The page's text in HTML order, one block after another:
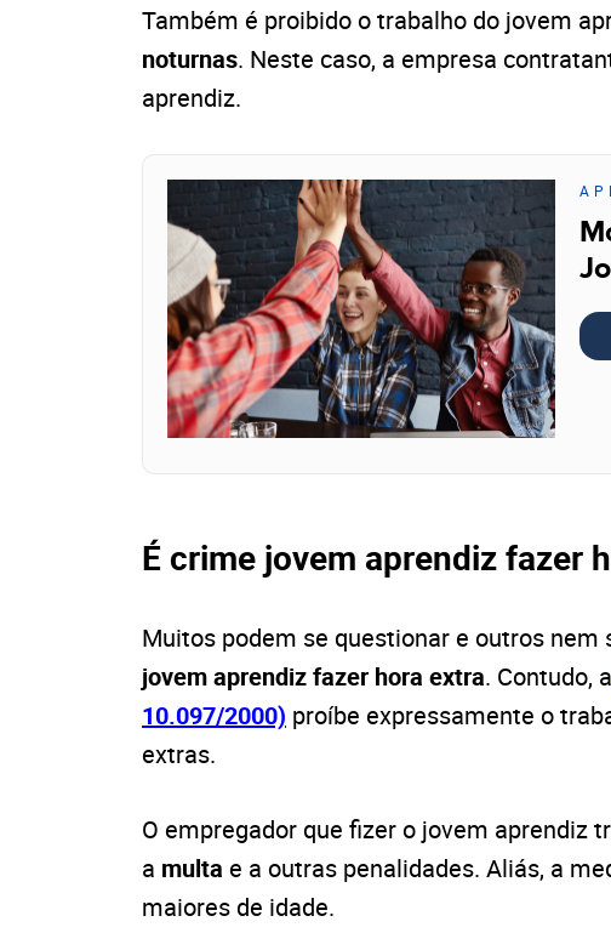
Também é proibido o trabalho do jovem
noturnas. Neste caso, a empresa
aprendiz.
É crime jovem aprendiz fazer
Muitos podem se questionar e outros
jovem aprendiz fazer hora extra. Contudo, a
10.097/2000) proíbe expressamente o
extras.
O empregador que fizer o jovem aprendiz
a multa e a outras penalidades. Aliás, a
maiores de idade.